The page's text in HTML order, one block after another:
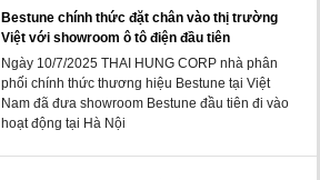
Bestune chính thức đặt chân vào thị trường
Việt với showroom ô tô điện đầu tiên
Ngày 10/7/2025 THAI HUNG CORP nhà phân
phối chính thức thương hiệu Bestune tại Việt
Nam đã đưa showroom Bestune đầu tiên đi vào
hoạt động tại Hà Nội